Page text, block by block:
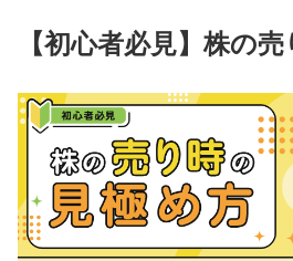
マ
ー
ケ
ト
NISA
国
内
株
式
【初心者必見】株の